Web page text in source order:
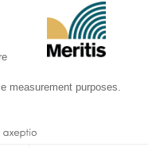
MERITIS -
measurement purposes.